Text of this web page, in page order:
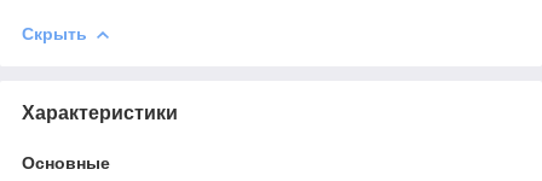
Скрыть
Характеристики
Основные